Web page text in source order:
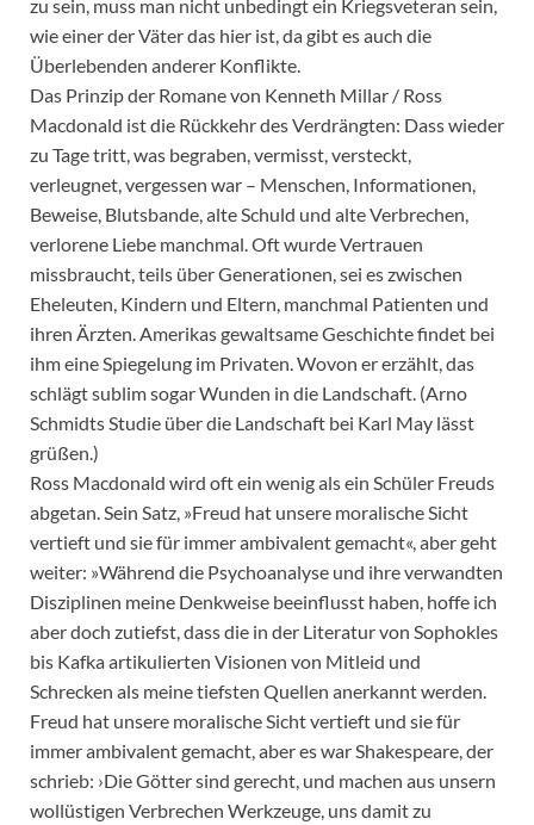
zu sein, muss man nicht unbedingt ein Kriegsveteran sein,
wie einer der Väter das hier ist, da gibt es auch die
Überlebenden anderer Konflikte.
Das Prinzip der Romane von Kenneth Millar / Ross
Macdonald ist die Rückkehr des Verdrängten: Dass wieder
zu Tage tritt, was begraben, vermisst, versteckt,
verleugnet, vergessen war – Menschen, Informationen,
Beweise, Blutsbande, alte Schuld und alte Verbrechen,
verlorene Liebe manchmal. Oft wurde Vertrauen
missbraucht, teils über Generationen, sei es zwischen
Eheleuten, Kindern und Eltern, manchmal Patienten und
ihren Ärzten. Amerikas gewaltsame Geschichte findet bei
ihm eine Spiegelung im Privaten. Wovon er erzählt, das
schlägt sublim sogar Wunden in die Landschaft. (Arno
Schmidts Studie über die Landschaft bei Karl May lässt
grüßen.)
Ross Macdonald wird oft ein wenig als ein Schüler Freuds
abgetan. Sein Satz, »Freud hat unsere moralische Sicht
vertieft und sie für immer ambivalent gemacht«, aber geht
weiter: »Während die Psychoanalyse und ihre verwandten
Disziplinen meine Denkweise beeinflusst haben, hoffe ich
aber doch zutiefst, dass die in der Literatur von Sophokles
bis Kafka artikulierten Visionen von Mitleid und
Schrecken als meine tiefsten Quellen anerkannt werden.
Freud hat unsere moralische Sicht vertieft und sie für
immer ambivalent gemacht, aber es war Shakespeare, der
schrieb: ›Die Götter sind gerecht, und machen aus unsern
wollüstigen Verbrechen Werkzeuge, uns damit zu